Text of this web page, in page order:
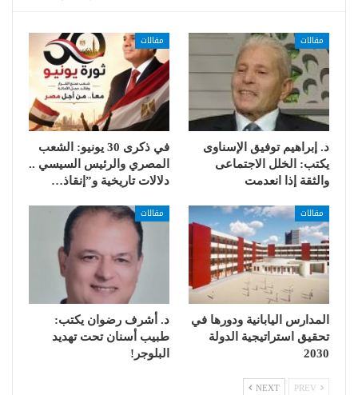
مقالات
د. إبراهيم توفيق الإسناوى
يكتب: الخلل الاجتماعى
والثقة إذا انعدمت
مقالات
في ذكرى 30 يونيو: الشعب
المصري والرئيس السيسي ..
دلالات تاريخية و”إنقاذ…
مقالات
المدارس اليابانية ودورها في
تحقيق استراتيجية الدولة
2030
مقالات
د. أشرف رضوان يكتب:
طبيب أسنان تحت تهديد
البلوجر!
NEXT